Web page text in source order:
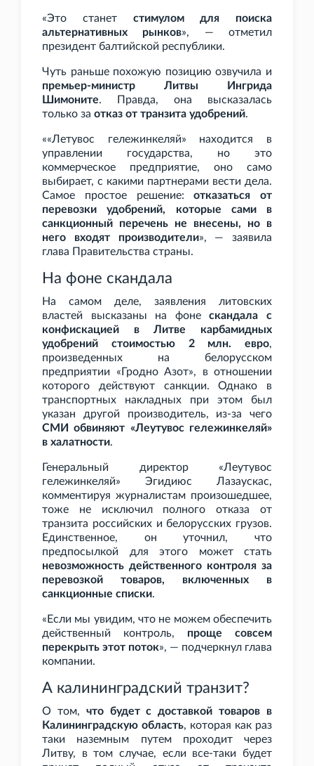
«Это станет стимулом для поиска
альтернативных рынков», — отметил
президент балтийской республики.
Чуть раньше похожую позицию озвучила и
премьер-министр Литвы Ингрида
Шимоните. Правда, она высказалась
только за отказ от транзита удобрений.
««Летувос гележинкеляй» находится в
управлении государства, но это
коммерческое предприятие, оно само
выбирает, с какими партнерами вести дела.
Самое простое решение:отказаться от
перевозки удобрений, которые сами в
санкционный перечень не внесены, но в
него входят производители», — заявила
глава Правительства страны.
На фоне скандала
На самом деле, заявления литовских
властей высказаны на фонескандала с
конфискацией в Литве карбамидных
удобрений стоимостью 2
млн. евро,
произведенных на белорусском
предприятии «Гродно Азот», в отношении
которого действуют санкции. Однако в
транспортных накладных при этом был
указан другой производитель, из-за чего
СМИ обвиняют «Леутувос гележинкеляй»
в халатности.
Генеральный директор «Леутувос
гележинкеляй» Эгидиюс Лазаускас,
комментируя журналистам произошедшее,
тоже не исключил полного отказа от
транзита российских и белорусских грузов.
Единственное, он уточнил, что
предпосылкой для этого может стать
невозможность действенного контроля за
перевозкой товаров, включенных в
санкционные списки.
«Если мы увидим, что не можем обеспечить
действенный контроль, проще совсем
перекрыть этот поток», — подчеркнул глава
компании.
А калининградский транзит?
О том, что будет с доставкой товаров в
Калининградскую область, которая как раз
таки наземным путем проходит через
Литву, в том случае, если все-таки будет